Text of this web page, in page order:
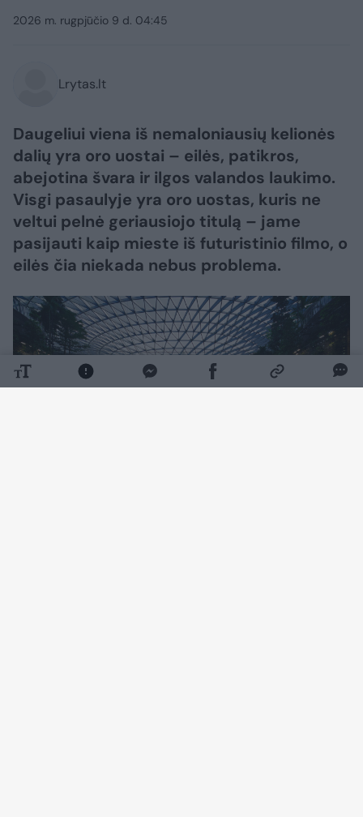
2026 m. rugpjūčio 9 d. 04:45
Lrytas.lt
Daugeliui viena iš nemaloniausių kelionės
dalių yra oro uostai – eilės, patikros,
abejotina švara ir ilgos valandos laukimo.
Visgi pasaulyje yra oro uostas, kuris ne
veltui pelnė geriausiojo titulą – jame
pasijauti kaip mieste iš futuristinio filmo, o
eilės čia niekada nebus problema.